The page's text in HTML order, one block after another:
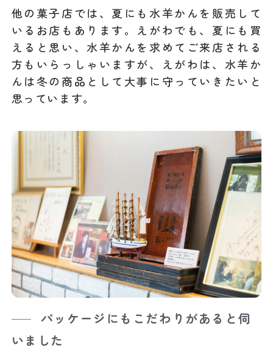
他の菓子店では、夏にも水羊かんを販売して
いるお店もあります。えがわでも、夏にも買
えると思い、水羊かんを求めてご来店される
方もいらっしゃいますが、えがわは、水羊か
んは冬の商品として大事に守っていきたいと
思っています。
パッケージにもこだわりがあると伺
いました